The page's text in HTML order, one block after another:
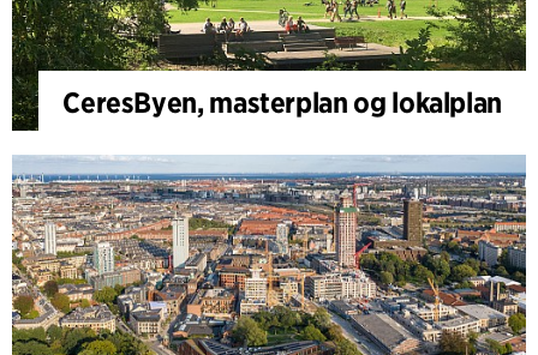
CeresByen, masterplan og lokalplan